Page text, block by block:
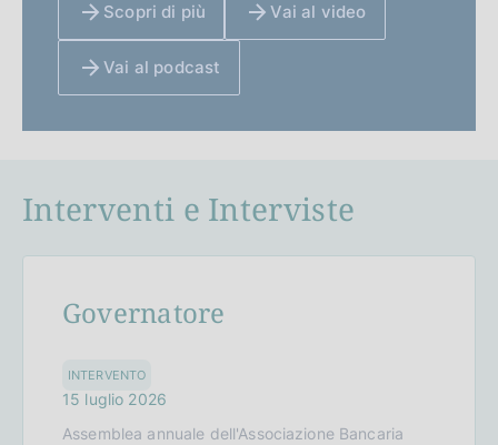
Scopri di più Vai al video
Vai al podcast
Interventi e Interviste
Governatore
15 luglio 2026
Assemblea annuale dell'Associazione Bancaria
INTERVENTO